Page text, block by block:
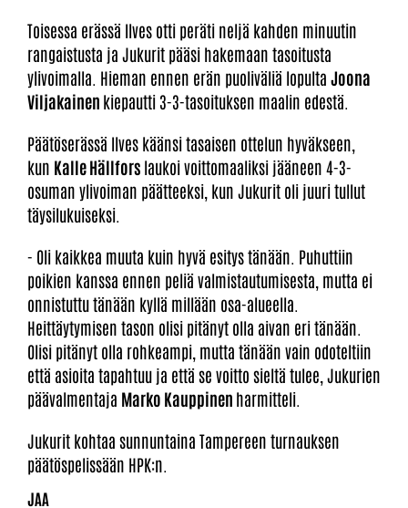
Toisessa erässä Ilves otti peräti neljä kahden minuutin
rangaistusta ja Jukurit pääsi hakemaan tasoitusta
ylivoimalla. Hieman ennen erän puoliväliä lopulta Joona
Viljakainen kiepautti 3-3-tasoituksen maalin edestä.
Päätöserässä Ilves käänsi tasaisen ottelun hyväkseen,
kun Kalle Hällfors laukoi voittomaaliksi jääneen 4-3-
osuman ylivoiman päätteeksi, kun Jukurit oli juuri tullut
täysilukuiseksi.
- Oli kaikkea muuta kuin hyvä esitys tänään. Puhuttiin
poikien kanssa ennen peliä valmistautumisesta, mutta ei
onnistuttu tänään kyllä millään osa-alueella.
Heittäytymisen tason olisi pitänyt olla aivan eri tänään.
Olisi pitänyt olla rohkeampi, mutta tänään vain odoteltiin
että asioita tapahtuu ja että se voitto sieltä tulee, Jukurien
päävalmentaja Marko Kauppinen harmitteli.
Jukurit kohtaa sunnuntaina Tampereen turnauksen
päätöspelissään HPK:n.